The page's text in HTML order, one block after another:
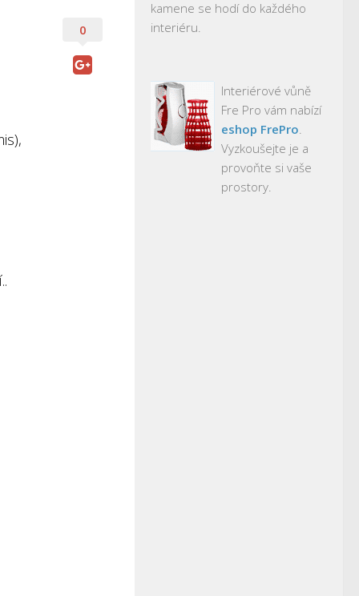
0
kamene se hodí do každého
interiéru.
Interiérové vůně
Fre Pro vám nabízí
eshop FrePro.
Vyzkoušejte je a
provoňte si vaše
prostory.